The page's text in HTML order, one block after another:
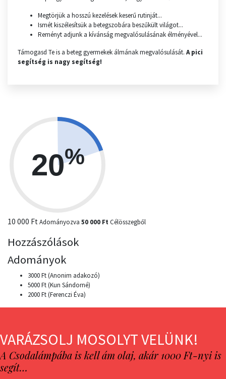
Megtörjük a hosszú kezelések keserű rutinját...
Ismét kiszélesítsük a betegszobára beszűkült világot...
Reményt adjunk a kívánság megvalósulásának élményével...
Támogasd Te is a beteg gyermekek álmának megvalósulását. A pici
segítség is nagy segítség!
20%
10 000 FtAdományozva 50 000 Ft Célösszegből
Hozzászólások
Adományok
3000 Ft (Anonim adakozó)
5000 Ft (Kun Sándorné)
2000 Ft (Ferenczi Éva)
VARÁZSOLJ MOSOLYT VELÜNK!
A Csodalámpába is kell ám olaj, akár 1000 Ft-nyi is
segít…